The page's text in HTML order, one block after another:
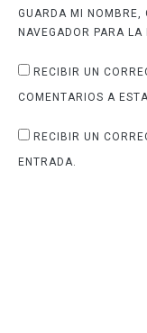
GUARDA MI NOMBRE,
NAVEGADOR PARA
RECIBIR UN
COMENTARIOS A
RECIBIR UN
ENTRADA.